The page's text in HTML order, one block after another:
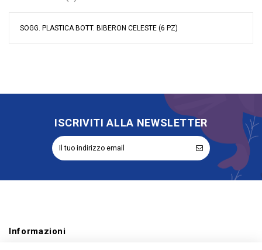
SOGG. PLASTICA BOTT. BIBERON CELESTE (6 PZ)
Portaconfetti
Riordinabile No
ISCRIVITI ALLA NEWSLETTER
Informazioni